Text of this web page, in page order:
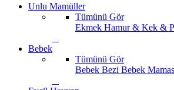
Unlu Mamüller
Tümünü Gör
Ekmek Hamur & Kek &
Bebek
Tümünü Gör
Bebek Bezi Bebek